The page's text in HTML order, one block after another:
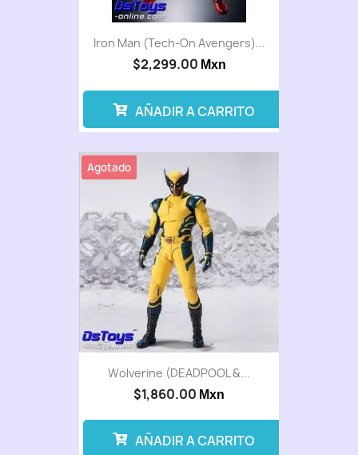
Iron Man (Tech-On Avengers)...
$2,299.00 Mxn
AÑADIR A CARRITO
Wolverine (DEADPOOL &...
$1,860.00 Mxn
Agotado
AÑADIR A CARRITO